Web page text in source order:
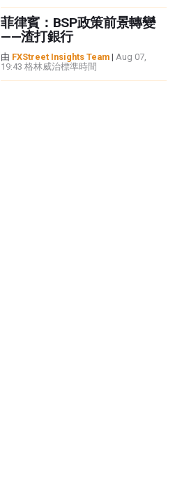
菲律賓：BSP政策前景轉變
——渣打銀行
由 FXStreet Insights Team| Aug 07,
19:43 格林威治標準時間